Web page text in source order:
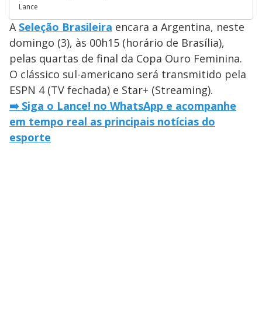
Lance
A Seleção Brasileira encara a Argentina, neste
domingo (3), às 00h15 (horário de Brasília),
pelas quartas de final da Copa Ouro Feminina.
O clássico sul-americano será transmitido pela
ESPN 4 (TV fechada) e Star+ (Streaming).
➡️ Siga o Lance! no WhatsApp e acompanhe
em tempo real as principais notícias do
esporte